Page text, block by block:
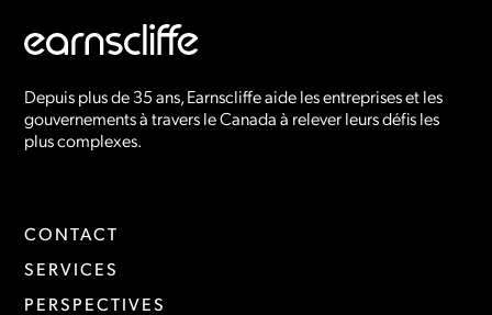
Depuis plus de 35 ans, Earnscliffe aide les entreprises et les
gouvernements à travers le Canada à relever leurs défis les
plus complexes.
CONTACT
SERVICES
PERSPECTIVES